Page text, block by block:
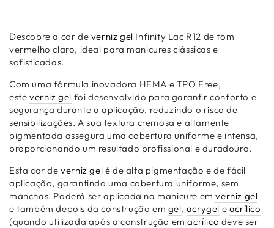
Descobre a cor de verniz gel Infinity Lac R12 de tom
vermelho claro, ideal para manicures clássicas e
sofisticadas.
Com uma fórmula inovadora HEMA e TPO Free,
este verniz gel foi desenvolvido para garantir conforto e
segurança durante a aplicação, reduzindo o risco de
sensibilizações. A sua textura cremosa e altamente
pigmentada assegura uma cobertura uniforme e intensa,
proporcionando um resultado profissional e duradouro.
Esta cor deverniz gel é de alta pigmentação e de fácil
aplicação, garantindo uma cobertura uniforme, sem
manchas. Poderá ser aplicada na manicure emverniz gel
e também depois da construção em gel, acrygel e acrílico
(quando utilizada após a construção emacrílico deve ser